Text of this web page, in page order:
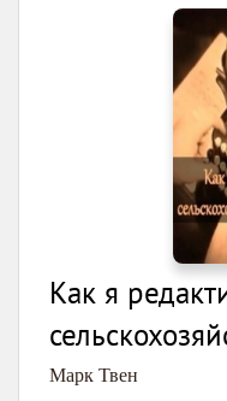
Как я
Марк Твен